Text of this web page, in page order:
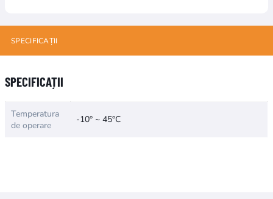
SPECIFICAȚII
SPECIFICAȚII
Numele atributuluiValoarea atributului
Temperatura
de operare
-10° ~ 45°C